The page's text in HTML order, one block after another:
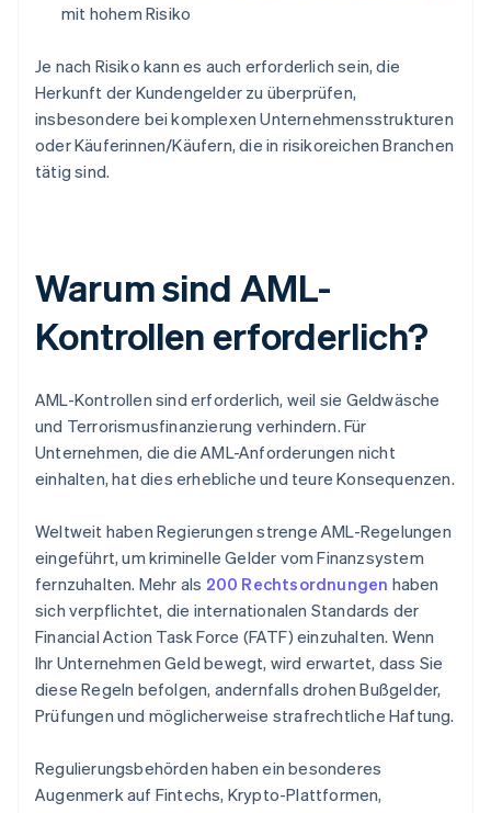
mit hohem Risiko
Je nach Risiko kann es auch erforderlich sein, die
Herkunft der Kundengelder zu überprüfen,
insbesondere bei komplexen Unternehmensstrukturen
oder Käuferinnen/Käufern, die in risikoreichen Branchen
tätig sind.
Warum sind AML-
Kontrollen erforderlich?
AML-Kontrollen sind erforderlich, weil sie Geldwäsche
und Terrorismusfinanzierung verhindern. Für
Unternehmen, die die AML-Anforderungen nicht
einhalten, hat dies erhebliche und teure Konsequenzen.
Weltweit haben Regierungen strenge AML-Regelungen
eingeführt, um kriminelle Gelder vom Finanzsystem
fernzuhalten. Mehr als 200 Rechtsordnungen haben
sich verpflichtet, die internationalen Standards der
Financial Action Task Force (FATF) einzuhalten. Wenn
Ihr Unternehmen Geld bewegt, wird erwartet, dass Sie
diese Regeln befolgen, andernfalls drohen Bußgelder,
Prüfungen und möglicherweise strafrechtliche Haftung.
Regulierungsbehörden haben ein besonderes
Augenmerk auf Fintechs, Krypto-Plattformen,